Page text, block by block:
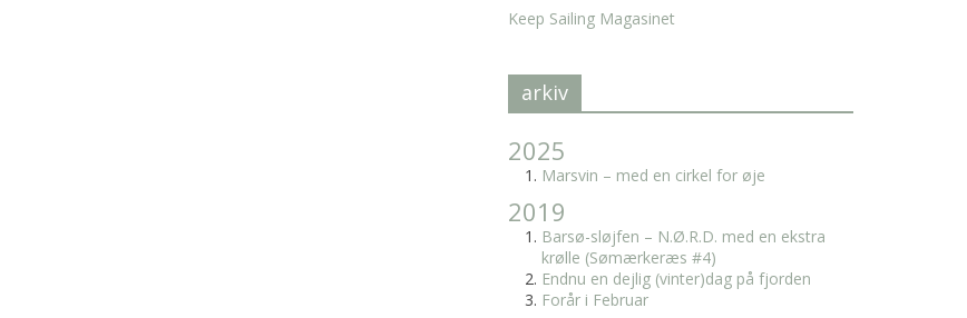
Keep Sailing Magasinet
arkiv
2025
Marsvin – med en cirkel for øje
2019
Barsø-sløjfen – N.Ø.R.D. med en ekstra
krølle (Sømærkeræs #4)
Endnu en dejlig (vinter)dag på fjorden
Forår i Februar